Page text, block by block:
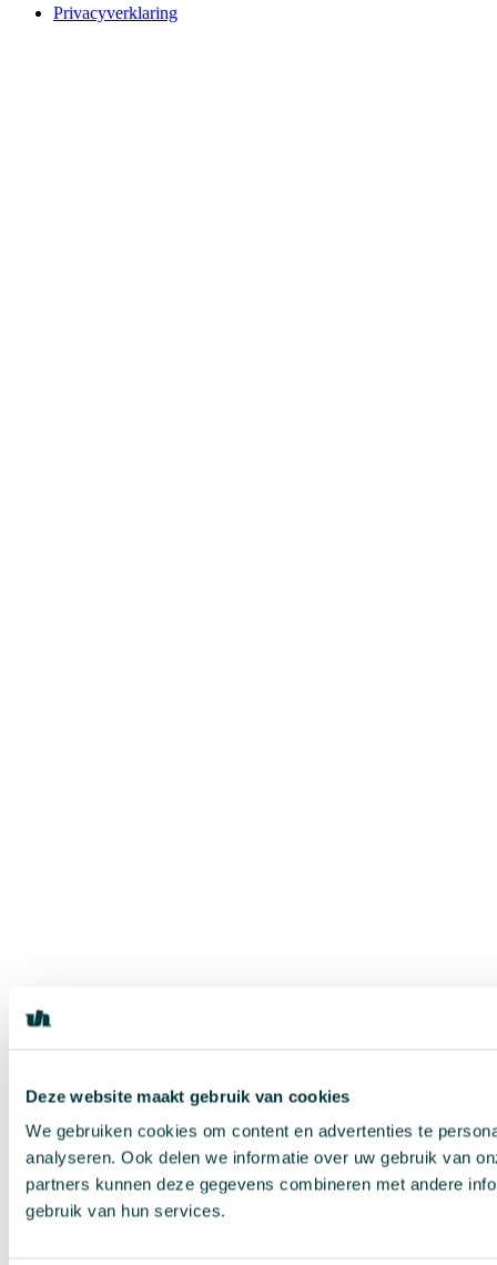
Deze website maakt gebruik van cookies
We gebruiken cookies om content en advertenties te
analyseren. Ook delen we informatie over uw gebruik van
partners kunnen deze gegevens combineren met andere
gebruik van hun services.
Privacyverklaring